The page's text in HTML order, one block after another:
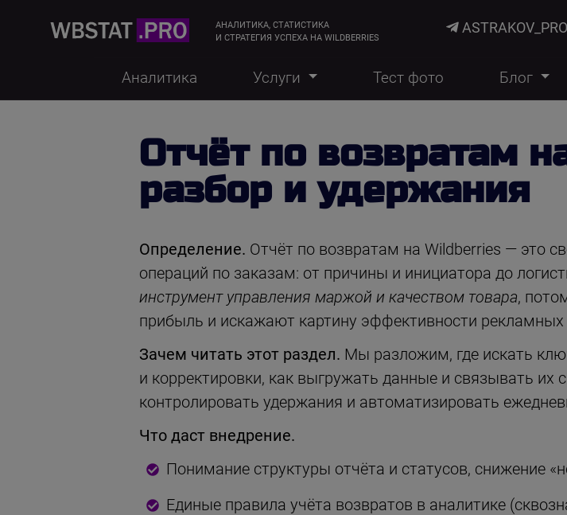
АНАЛИТИКА, СТАТИСТИКА
И СТРАТЕГИЯ УСПЕХА НА WILDBERRIES
ASTRAKOV_PRO
Аналитика Услуги Тест фото Блог
Отчёт по возвратам
разбор и удержания
Определение. Отчёт по возвратам на Wildberries — это
операций по заказам: от причины и инициатора до
инструмент управления маржой и качеством товара,
прибыль и искажают картину эффективности
Зачем читать этот раздел. Мы разложим, где искать
и корректировки, как выгружать данные и связывать
контролировать удержания и автоматизировать
Что даст внедрение.
Понимание структуры отчёта и статусов, снижение
Единые правила учёта возвратов в аналитике